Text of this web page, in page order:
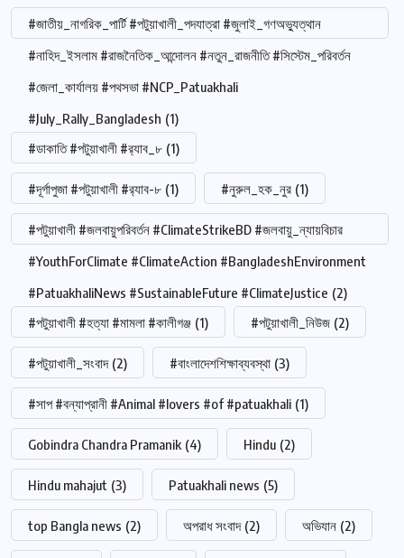
#জাতীয়_নাগরিক_পার্টি #পটুয়াখালী_পদযাত্রা #জুলাই_গণঅভ্যুত্থান
#নাহিদ_ইসলাম #রাজনৈতিক_আন্দোলন #নতুন_রাজনীতি #সিস্টেম_পরিবর্তন
#জেলা_কার্যালয় #পথসভা #NCP_Patuakhali
#July_Rally_Bangladesh (1)
#ডাকাতি #পটুয়াখালী #র‍্যাব_৮ (1)
#দূর্গাপুজা #পটুয়াখালী #র‍্যাব-৮ (1) #নুরুল_হক_নুর (1)
#পটুয়াখালী #জলবায়ুপরিবর্তন #ClimateStrikeBD #জলবায়ু_ন্যায়বিচার
#YouthForClimate #ClimateAction #BangladeshEnvironment
#PatuakhaliNews #SustainableFuture #ClimateJustice (2)
#পটুয়াখালী #হত্যা #মামলা #কালীগঞ্জ (1) #পটুয়াখালী_নিউজ (2)
#পটুয়াখালী_সংবাদ (2) #বাংলাদেশশিক্ষাব্যবস্থা (3)
#সাপ #বন্যাপ্রানী #Animal #lovers #of #patuakhali (1)
Gobindra Chandra Pramanik (4) Hindu (2)
Hindu mahajut (3) Patuakhali news (5)
top Bangla news (2) অপরাধ সংবাদ (2) অভিযান (2)